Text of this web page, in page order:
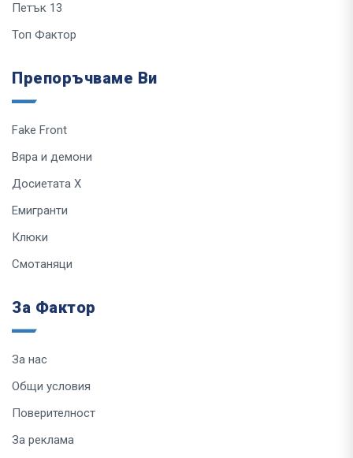
Петък 13
Топ Фактор
Препоръчваме Ви
Fake Front
Вяра и демони
Досиетата Х
Емигранти
Клюки
Смотаняци
За Фактор
За нас
Общи условия
Поверителност
За реклама